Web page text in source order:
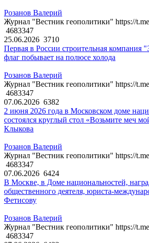
Розанов Валерий
Журнал "Вестник геополитики" https://
4683347
25.06.2026 3710
Первая в России строительная компания
флаг побывает на полюсе холода
Розанов Валерий
Журнал "Вестник геополитики" https://
4683347
07.06.2026 6382
2 июня 2026 года в Московском доме
состоялся круглый стол «Возьмите меч
Клыкова
Розанов Валерий
Журнал "Вестник геополитики" https://
4683347
07.06.2026 6424
В Москве, в Доме национальностей,
общественного деятеля, юриста-
Фетисову
Розанов Валерий
Журнал "Вестник геополитики" https://
4683347